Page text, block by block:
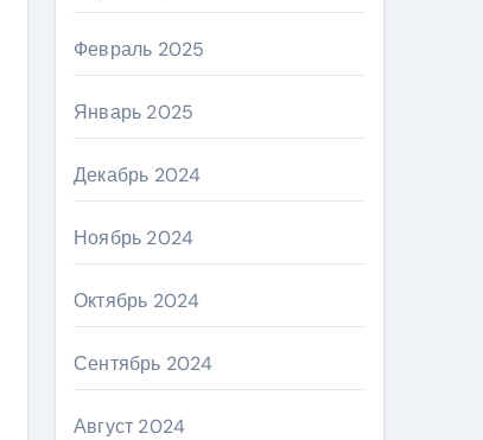
Февраль 2025
Январь 2025
Декабрь 2024
Ноябрь 2024
Октябрь 2024
Сентябрь 2024
Август 2024